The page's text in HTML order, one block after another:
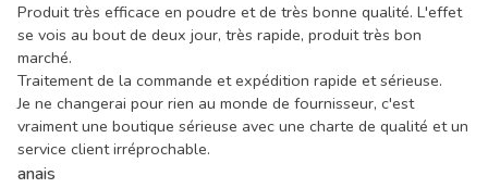
Produit très efficace en poudre et de très bonne qualité. L'effet
se vois au bout de deux jour, très rapide, produit très bon
marché.
Traitement de la commande et expédition rapide et sérieuse.
Je ne changerai pour rien au monde de fournisseur, c'est
vraiment une boutique sérieuse avec une charte de qualité et un
service client irréprochable.
anais